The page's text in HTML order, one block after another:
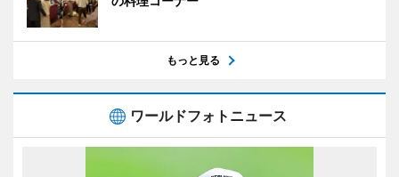
もっと見る
ワールドフォトニュース